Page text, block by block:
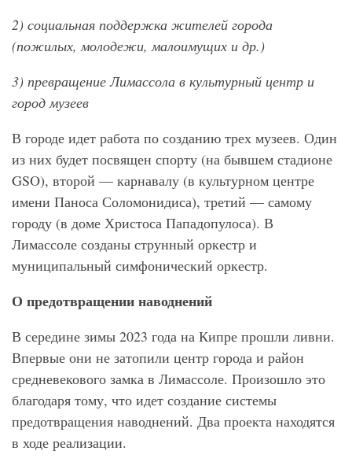
2) социальная поддержка жителей города
(пожилых, молодежи, малоимущих и др.)
3) превращение Лимассола в культурный центр и
город музеев
В городе идет работа по созданию трех музеев. Один
из них будет посвящен спорту (на бывшем стадионе
GSO), второй — карнавалу (в культурном центре
имени Паноса Соломонидиса), третий — самому
городу (в доме Христоса Пападопулоса). В
Лимассоле созданы струнный оркестр и
муниципальный симфонический оркестр.
О предотвращении наводнений
В середине зимы 2023 года на Кипре прошли ливни.
Впервые они не затопили центр города и район
средневекового замка в Лимассоле. Произошло это
благодаря тому, что идет создание системы
предотвращения наводнений. Два проекта находятся
в ходе реализации.